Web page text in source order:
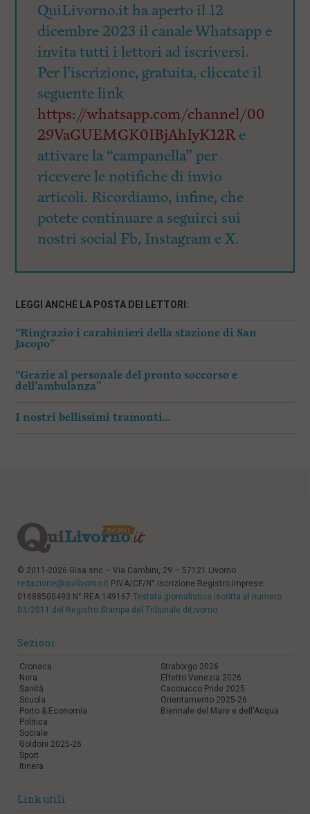
QuiLivorno.it ha aperto il 12
dicembre 2023 il canale Whatsapp e
invita tutti i lettori ad iscriversi.
Per l’iscrizione, gratuita, cliccate il
seguente link
https://whatsapp.com/channel/00
29VaGUEMGK0IBjAhIyK12Re
attivare la “campanella” per
ricevere le notifiche di invio
articoli. Ricordiamo, infine, che
potete continuare a seguirci sui
nostri social Fb, Instagram e X.
LEGGI ANCHE LA POSTA DEI LETTORI:
“Ringrazio i carabinieri della stazione di San
Jacopo”
“Grazie al personale del pronto soccorso e
dell’ambulanza”
I nostri bellissimi tramonti…
© 2011-2026 Gisa snc – Via Cambini, 29 – 57121 Livorno
redazione@quilivorno.it P.IVA/CF/N° Iscrizione Registro Imprese:
01688500493 N° REA 149167 Testata giornalistica iscritta al numero
03/2011 del Registro Stampa del Tribunale diLivorno
Sezioni
Cronaca
Nera
Sanità
Scuola
Porto & Economia
Politica
Sociale
Goldoni 2025-26
Sport
Itinera
Straborgo 2026
Effetto Venezia 2026
Cacciucco Pride 2025
Orientamento 2025-26
Biennale del Mare e dell'Acqua
Link utili